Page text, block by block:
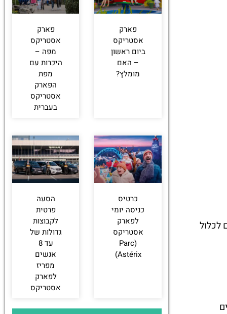
לכלול
פארק
אסטריקס
ביום ראשון
– האם
מומלץ?
פארק
אסטריקס
מפה –
היכרות עם
מפת
הפארק
אסטריקס
בעברית
כרטיס
כניסה יומי
לפארק
אסטריקס
(Parc
Astérix)
הסעה
פרטית
לקבוצות
גדולות של
עד 8
אנשים
מפריז
לפארק
אסטריקס